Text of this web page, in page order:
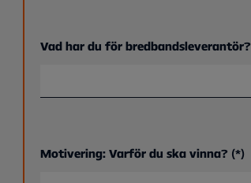
Vad har du för bredbandsleverantör?​
Motivering: Varför du ska vinna?​